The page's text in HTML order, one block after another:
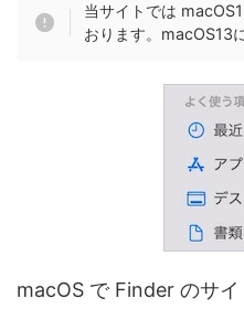
当サイトでは
おります。macOS13
macOS で Finder のサ